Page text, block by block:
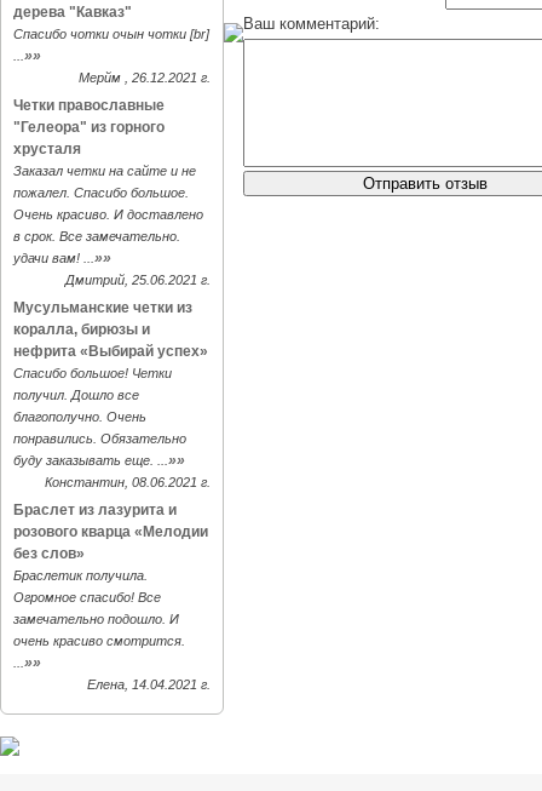
дерева "Кавказ"
Спасибо чотки очын чотки [br]
»»
Мерйм , 26.12.2021 г.
Четки православные
"Гелеора" из горного
хрусталя
Заказал четки на сайте и не
пожалел. Спасибо большое.
Очень красиво. И доставлено
в срок. Все замечательно.
удачи вам! ... »»
Дмитрий, 25.06.2021 г.
Мусульманские четки из
коралла, бирюзы и
нефрита «Выбирай успех»
Спасибо большое! Четки
получил. Дошло все
благополучно. Очень
понравились. Обязательно
буду заказывать еще. ... »»
Константин, 08.06.2021 г.
Браслет из лазурита и
розового кварца «Мелодии
без слов»
Браслетик получила.
Огромное спасибо! Все
замечательно подошло. И
очень красиво смотрится.
»»
Елена, 14.04.2021 г.
Ваш комментарий: